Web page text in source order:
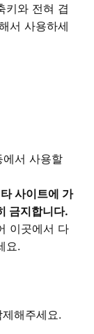
키와 전혀 겹
서 사용하세
에서 사용할
사이트에 가
금지합니다.
이곳에서 다
요.
해주세요.